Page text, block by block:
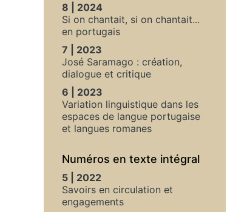
8 | 2024
Si on chantait, si on chantait...
en portugais
7 | 2023
José Saramago : création,
dialogue et critique
6 | 2023
Variation linguistique dans les
espaces de langue portugaise
et langues romanes
Numéros en texte intégral
5 | 2022
Savoirs en circulation et
engagements